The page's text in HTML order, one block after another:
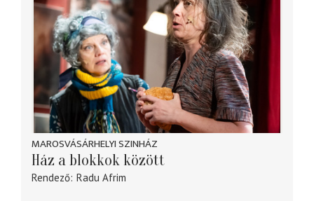
MAROSVÁSÁRHELYI SZINHÁZ
Ház a blokkok között
Rendező Radu Afrim